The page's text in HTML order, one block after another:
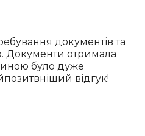
документів та
Документи отримала
було дуже
відгук!